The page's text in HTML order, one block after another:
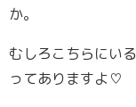
か。
むしろこちらにい
ってありますよ♡